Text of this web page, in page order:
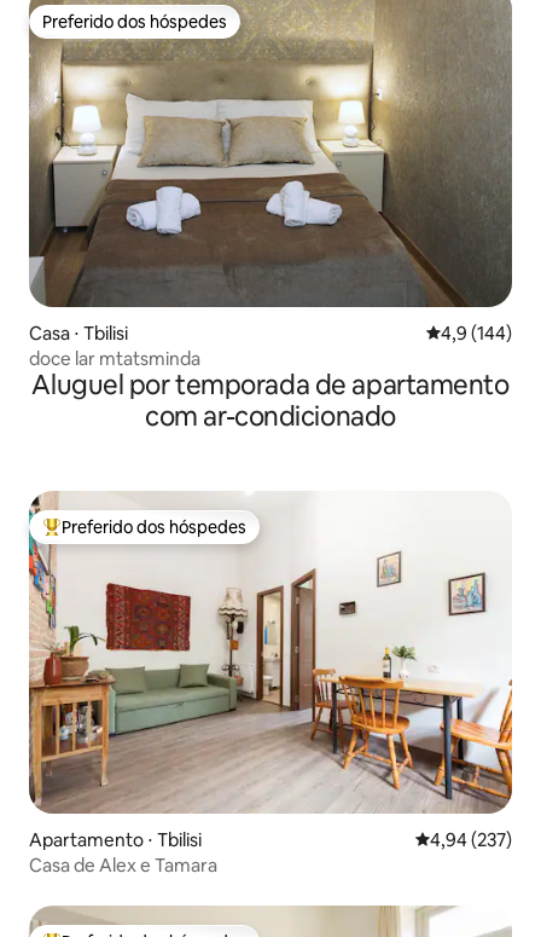
Preferido dos hóspedes
Preferido dos hóspedes
Casa ⋅ Tbilisi 4,9 de uma
4,9 (144)
doce lar mtatsminda
Aluguel por temporada de apartamento
com ar-condicionado
Entre os melhores preferidos dos hóspedes
Preferido dos hóspedes
Apartamento ⋅ Tbilisi 4,94 de uma
4,94 (237)
Casa de Alex e Tamara